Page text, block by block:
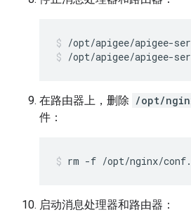
/opt/apigee/apigee-
在路由器上，删除 /opt/
件：
rm -f /opt/nginx/
启动消息处理器和路由器：